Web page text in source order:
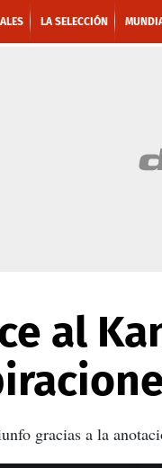
LA SELECCIÓN
al
gracias a la